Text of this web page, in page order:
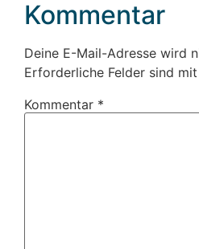
Kommentar
Deine E-Mail-Adresse wird
Erforderliche Felder sind mit
Kommentar *